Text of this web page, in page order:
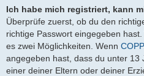
Ich habe mich registriert, kann
Überprüfe zuerst, ob du den
richtige Passwort eingegeben
es zwei Möglichkeiten. Wenn
angegeben hast, dass du unter 13
einer deiner Eltern oder deiner